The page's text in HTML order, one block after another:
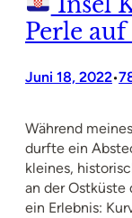
Perle auf
Juni 18, 2022•
Während
durfte ein
kleines,
an der Ostküste
ein Erlebnis: